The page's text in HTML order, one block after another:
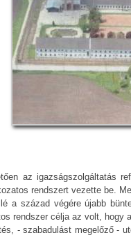
az igazságszolgáltatás
rendszert vezette be.
a század végére újabb
rendszer célja az volt,
- szabadulást megelőző -